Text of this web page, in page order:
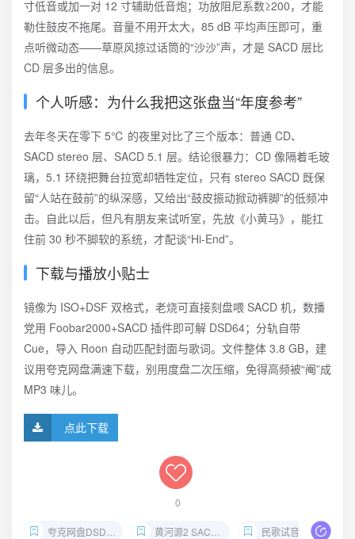
寸低音或加一对 12 寸辅助低音炮；功放阻尼系数≥200，才能
勒住鼓皮不拖尾。音量不用开太大，85 dB 平均声压即可，重
点听微动态——草原风掠过话筒的“沙沙”声，才是 SACD 层比
CD 层多出的信息。
个人听感：为什么我把这张盘当“年度参考”
去年冬天在零下 5℃ 的夜里对比了三个版本：普通 CD、
SACD stereo 层、SACD 5.1 层。结论很暴力：CD 像隔着毛玻
璃，5.1 环绕把舞台拉宽却牺牲定位，只有 stereo SACD 既保
留“人站在鼓前”的纵深感，又给出“鼓皮振动掀动裤脚”的低频冲
击。自此以后，但凡有朋友来试听室，先放《小黄马》，能扛
住前 30 秒不脚软的系统，才配谈“Hi-End”。
下载与播放小贴士
镜像为 ISO+DSF 双格式，老烧可直接刻盘喂 SACD 机，数播
党用 Foobar2000+SACD 插件即可解 DSD64；分轨自带
Cue，导入 Roon 自动匹配封面与歌词。文件整体 3.8 GB，建
议用夸克网盘满速下载，别用度盘二次压缩，免得高频被“阉”成
MP3 味儿。
点此下载
0
夸克网盘DSD镜像 黄河源2 SACD下载 民歌试音碟无损